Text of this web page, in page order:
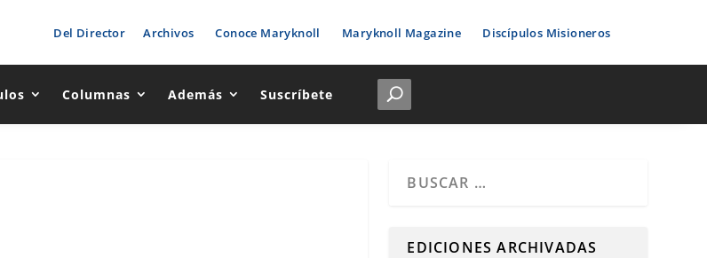
Del Director Archivos Conoce Maryknoll Maryknoll Magazine Discípulos Misioneros
Columnas Además Suscríbete
EDICIONES ARCHIVADAS